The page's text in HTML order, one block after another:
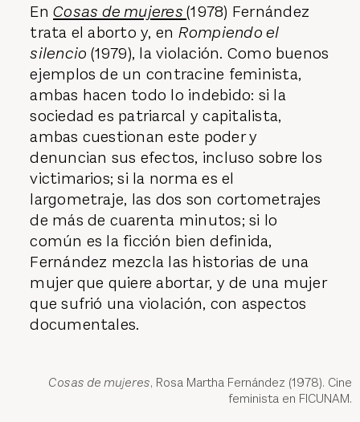
EnCosas de mujeres(1978) Fernández
trata el aborto y, en Rompiendo el
silencio (1979), la violación. Como buenos
ejemplos de un contracine feminista,
ambas hacen todo lo indebido: si la
sociedad es patriarcal y capitalista,
ambas cuestionan este poder y
denuncian sus efectos, incluso sobre los
victimarios; si la norma es el
largometraje, las dos son cortometrajes
de más de cuarenta minutos; si lo
común es la ficción bien definida,
Fernández mezcla las historias de una
mujer que quiere abortar, y de una mujer
que sufrió una violación, con aspectos
documentales.
Cosas de mujeres, Rosa Martha Fernández (1978). Cine
feminista en FICUNAM.